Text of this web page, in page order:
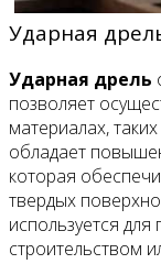
Ударная
Ударная дрель
позволяет
материалах,
обладает
которая
твердых
используется
строительством